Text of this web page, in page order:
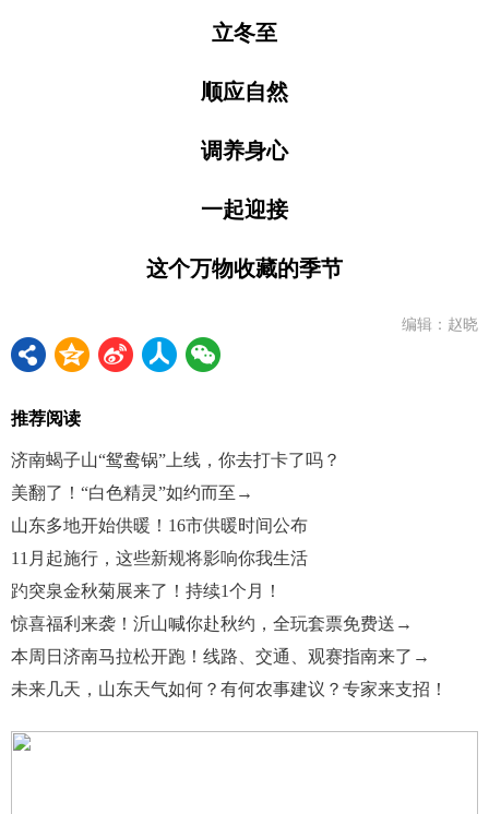
立冬至
顺应自然
调养身心
一起迎接
这个万物收藏的季节
编辑：赵晓
推荐阅读
济南蝎子山“鸳鸯锅”上线，你去打卡了吗？
美翻了！“白色精灵”如约而至→
山东多地开始供暖！16市供暖时间公布
11月起施行，这些新规将影响你我生活
趵突泉金秋菊展来了！持续1个月！
惊喜福利来袭！沂山喊你赴秋约，全玩套票免费送→
本周日济南马拉松开跑！线路、交通、观赛指南来了→
未来几天，山东天气如何？有何农事建议？专家来支招！